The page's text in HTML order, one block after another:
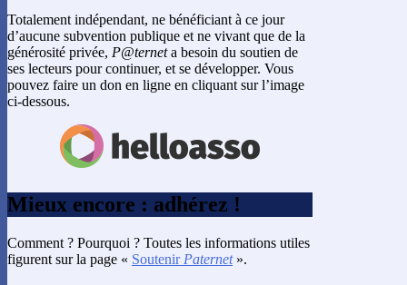
Totalement indépendant, ne bénéficiant à ce jour
d’aucune subvention publique et ne vivant que de la
générosité privée, P@terneta besoin du soutien de
ses lecteurs pour continuer, et se développer. Vous
pouvez faire un don en ligne en cliquant sur l’image
ci-dessous.
Mieux encore : adhérez !
Comment ? Pourquoi ? Toutes les informations utiles
figurent sur la page « Soutenir Paternet».